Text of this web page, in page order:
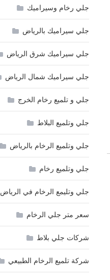
جلي رخام وسيراميك
جلي سيراميك بالرياض
جلي سيراميك شرق الرياض
جلي سيراميك شمال الرياض
جلي و تلميع رخام الخرج
جلي وتلميع البلاط
جلي وتلميع الرخام بالرياض
جلي وتلميع رخام
جلي وتليمع الرخام في الرياض
سعر متر جلي الرخام
شركات جلي بلاط
شركة تلميع الرخام الطبيعي